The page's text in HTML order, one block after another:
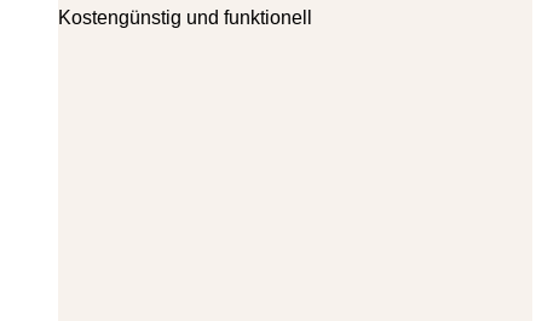
Kostengünstig und funktionell